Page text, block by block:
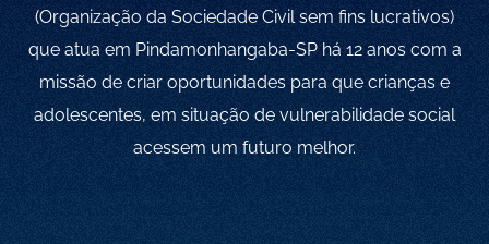
(Organização da Sociedade Civil sem fins lucrativos)
que atua em Pindamonhangaba-SP há 12 anos com a
missão de criar oportunidades para que crianças e
adolescentes, em situação de vulnerabilidade social
acessem um futuro melhor.